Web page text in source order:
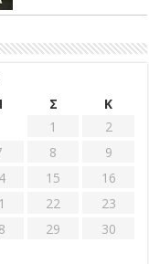
Σ
Κ
1
2
8
9
15
16
22
23
29
30